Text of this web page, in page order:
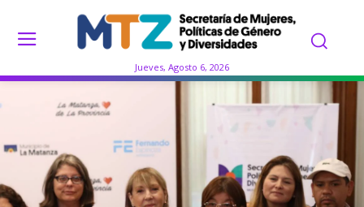
Jueves, Agosto 6, 2026